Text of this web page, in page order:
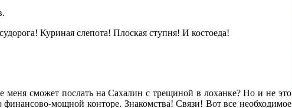
Куриная слепота! Плоская ступня! И костоеда!
меня сможет послать на Сахалин с трещиной в лоханке? Но и не это
мощной конторе. Знакомства! Связи! Вот все необходимое